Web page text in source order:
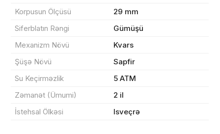
Korpusun Ölçüsü
29 mm
Siferblatın Rəngi
Gümüşü
Mexanizm Növü
Kvars
Şüşə Növü
Sapfir
Su Keçirməzlik
5 ATM
Zəmanət (Ümumi)
2 il
İstehsal Ölkəsi
Isveçrə
Yekun məbləğ
Alış-verişə davam et
OK